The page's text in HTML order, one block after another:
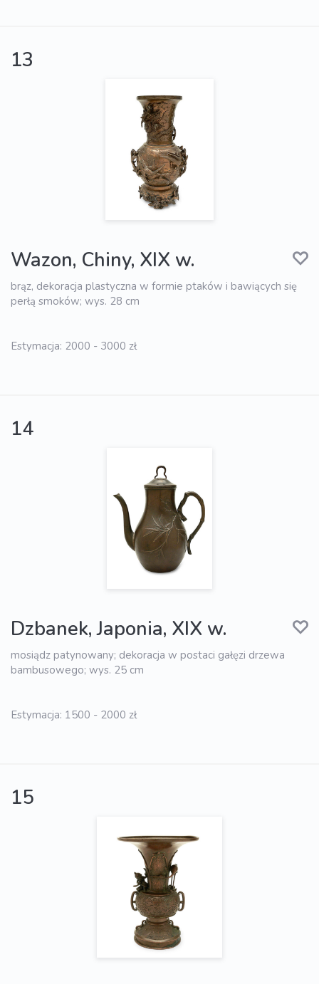
13
Wazon, Chiny, XIX w.
brąz, dekoracja plastyczna w formie ptaków i bawiących się
perłą smoków; wys. 28 cm
Estymacja: 2000 - 3000 zł
14
Dzbanek, Japonia, XIX w.
mosiądz patynowany; dekoracja w postaci gałęzi drzewa
bambusowego; wys. 25 cm
Estymacja: 1500 - 2000 zł
15